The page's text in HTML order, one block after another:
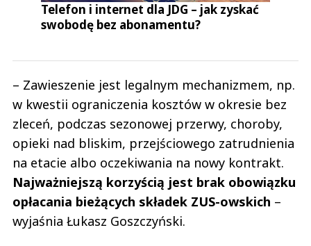
Telefon i internet dla JDG – jak zyskać
swobodę bez abonamentu?
– Zawieszenie jest legalnym mechanizmem, np.
w kwestii ograniczenia kosztów w okresie bez
zleceń, podczas sezonowej przerwy, choroby,
opieki nad bliskim, przejściowego zatrudnienia
na etacie albo oczekiwania na nowy kontrakt.
Najważniejszą korzyścią jest brak obowiązku
opłacania bieżących składek ZUS-owskich –
wyjaśnia Łukasz Goszczyński.